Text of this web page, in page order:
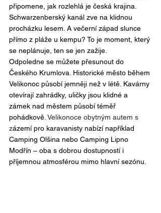
připomene, jak rozlehlá je česká krajina.
Schwarzenberský kanál zve na klidnou
procházku lesem. A večerní západ slunce
přímo z pláže u kempu? To je moment, který
se neplánuje, ten se jen zažije.
Odpoledne se můžete přesunout do
Českého Krumlova. Historické město během
Velikonoc působí jemněji než v létě. Kavárny
otevírají zahrádky, uličky jsou klidné a
zámek nad městem působí téměř
pohádkově. Velikonoce obytným autem s
zázemí pro karavanisty nabízí například
Camping Olšina nebo Camping Lipno
Modřín – oba s dobrou dostupností i
příjemnou atmosférou mimo hlavní sezónu.